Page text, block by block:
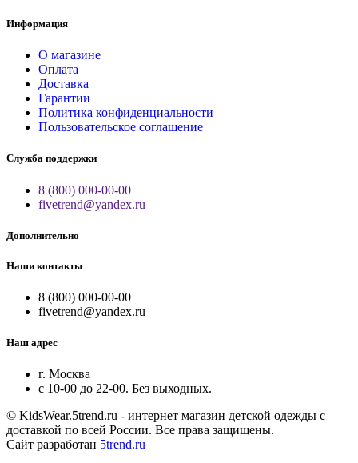
Информация
О магазине
Оплата
Доставка
Гарантии
Политика конфиденциальности
Пользовательское соглашение
Служба поддержки
8 (800) 000-00-00
fivetrend@yandex.ru
Дополнительно
Наши контакты
8 (800) 000-00-00
fivetrend@yandex.ru
Наш адрес
г. Москва
с 10-00 до 22-00. Без выходных.
© KidsWear.5trend.ru - интернет магазин детской одежды с
доставкой по всей России. Все права защищены.
Сайт разработан 5trend.ru